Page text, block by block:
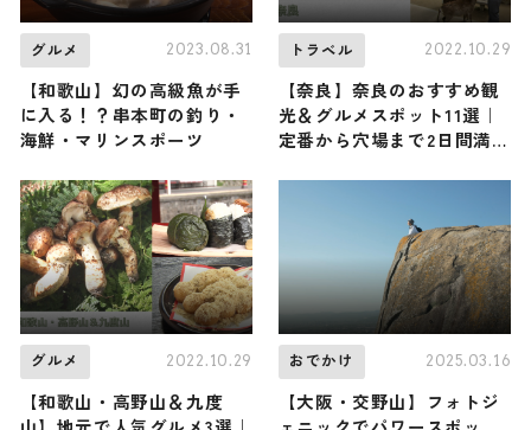
グルメ 2023.08.31
【和歌山】幻の高級魚が手
に入る！？串本町の釣り・
海鮮・マリンスポーツ
トラベル 2022.10.29
【奈良】奈良のおすすめ観
光＆グルメスポット11選｜
定番から穴場まで2日間満喫
グルメ 2022.10.29
【和歌山・高野山＆九度
おでかけ 2025.03.16
【大阪・交野山】フォトジ